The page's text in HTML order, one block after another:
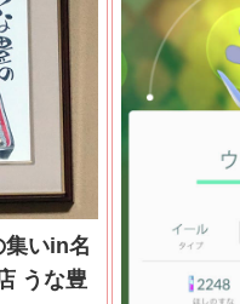
集いin名
うな豊